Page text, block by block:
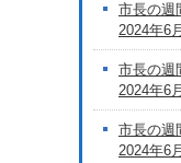
市長の週
2024年6
市長の週
2024年6
市長の週
2024年6